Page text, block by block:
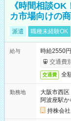
《時間相談
カ市場向けの
派遣 職種未経験OK
給与
時給2550円
交通費
交通費 全
勤務地
大阪市西区
阿波座駅
持株会